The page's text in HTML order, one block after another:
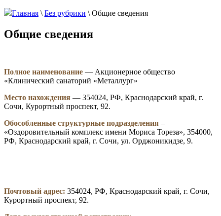
Главная \ Без рубрики \ Общие сведения
Общие сведения
Полное наименование — Акционерное общество
«Клинический санаторий «Металлург»
Место нахождения — 354024, РФ, Краснодарский край, г.
Сочи, Курортный проспект, 92.
Обособленные структурные подразделения –
«Оздоровительный комплекс имени Мориса Тореза», 354000,
РФ, Краснодарский край, г. Сочи, ул. Орджоникидзе, 9.
Почтовый адрес: 354024, РФ, Краснодарский край, г. Сочи,
Курортный проспект, 92.